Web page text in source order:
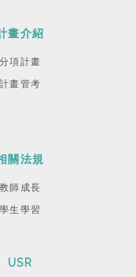
畫介紹
分項計畫
計畫管考
關法規
教師成長
學生學習
USR